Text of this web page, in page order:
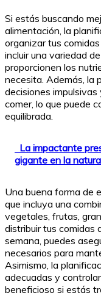
Si estás buscando
alimentación, la
organizar tus
incluir una variedad
proporcionen los
necesita. Además, la
decisiones
comer, lo que puede
equilibrada.
La impactante
gigante en la
Una buena forma de
que incluya una
vegetales, frutas,
distribuir tus comidas
semana, puedes
necesarios para
Asimismo, la
adecuadas y
beneficioso si estás